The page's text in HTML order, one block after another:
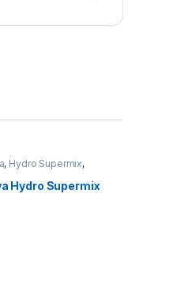
, Hydro Supermix,
Hydro Supermix